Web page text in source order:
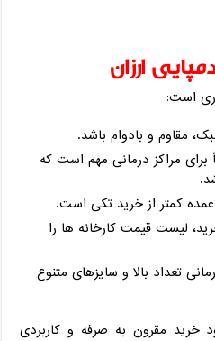
ارزان
است:
مقاوم و بادوام باشد.
مراکز درمانی مهم است که
کمتر از خرید تکی است.
لیست قیمت کارخانه‌ ها را
تعداد بالا و سایزهای متنوع
مقرون ‌به ‌صرفه و کاربردی